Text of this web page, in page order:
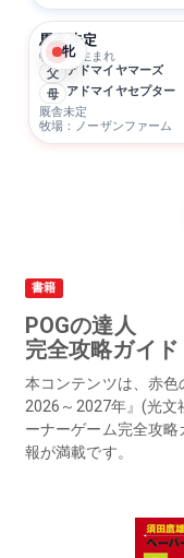
牝
馬名未定
牝 1/28生まれ
父 アドマイヤマーズ
母 アドマイヤセプター
厩舎未定
牧場：ノーザンファーム
書籍
POGの達人
完全攻略ガイ
本コンテンツは、赤色
2026～2027年』(光文
ーナーゲーム完全攻
報が満載です。